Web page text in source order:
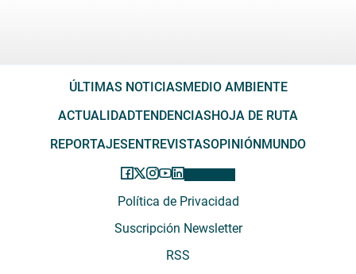
ÚLTIMAS NOTICIASMEDIO AMBIENTE
ACTUALIDADTENDENCIASHOJA DE RUTA
REPORTAJESENTREVISTASOPINIÓNMUNDO
Política de Privacidad
Suscripción Newsletter
RSS